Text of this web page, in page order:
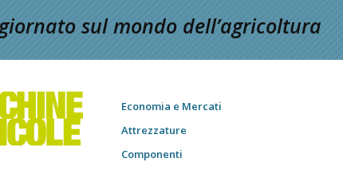
sul mondo dell’agricoltura
Economia e Mercati
Attrezzature
Componenti